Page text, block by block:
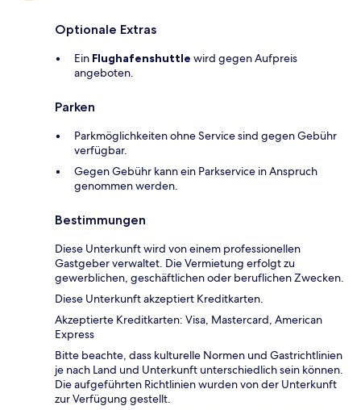
Optionale Extras
Ein Flughafenshuttle wird gegen Aufpreis
angeboten.
Parken
Parkmöglichkeiten ohne Service sind gegen Gebühr
verfügbar.
Gegen Gebühr kann ein Parkservice in Anspruch
genommen werden.
Bestimmungen
Diese Unterkunft wird von einem professionellen
Gastgeber verwaltet. Die Vermietung erfolgt zu
gewerblichen, geschäftlichen oder beruflichen Zwecken.
Diese Unterkunft akzeptiert Kreditkarten.
Akzeptierte Kreditkarten: Visa, Mastercard, American
Express
Bitte beachte, dass kulturelle Normen und Gastrichtlinien
je nach Land und Unterkunft unterschiedlich sein können.
Die aufgeführten Richtlinien wurden von der Unterkunft
zur Verfügung gestellt.